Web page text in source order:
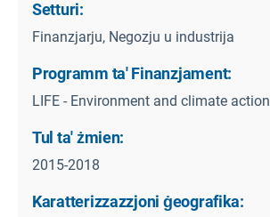
Setturi:
Finanzjarju, Negozju u industrija
Programm ta' Finanzjament:
LIFE - Environment and climate action
Tul ta' żmien:
2015-2018
Karatterizzazzjoni ġeografika: